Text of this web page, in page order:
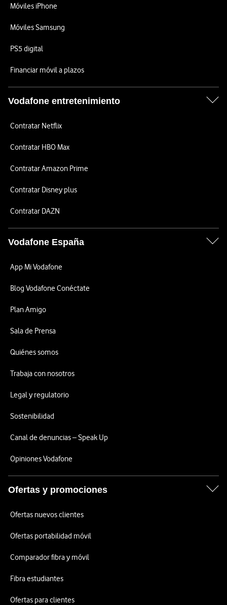
Móviles iPhone
Móviles Samsung
PS5 digital
Financiar móvil a plazos
Vodafone entretenimiento
Contratar Netflix
Contratar HBO Max
Contratar Amazon Prime
Contratar Disney plus
Contratar DAZN
Vodafone España
App Mi Vodafone
Blog Vodafone Conéctate
Plan Amigo
Sala de Prensa
Quiénes somos
Trabaja con nosotros
Legal y regulatorio
Sostenibilidad
Canal de denuncias – Speak Up
Opiniones Vodafone
Ofertas y promociones
Ofertas nuevos clientes
Ofertas portabilidad móvil
Comparador fibra y móvil
Fibra estudiantes
Ofertas para clientes